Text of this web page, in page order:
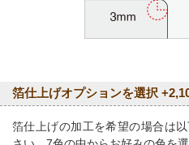
箔仕上げオプションを選択
箔仕上げの加工を希望の場合は